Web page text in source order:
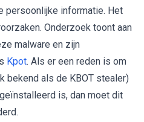
persoonlijke informatie. Het
Onderzoek toont aan
malware en zijn
Kpot. Als er een reden is om
bekend als de KBOT stealer)
is, dan moet dit